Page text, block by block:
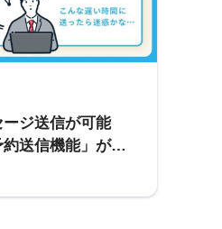
ジ送信が可能
送信機能」が順
スチャットなら